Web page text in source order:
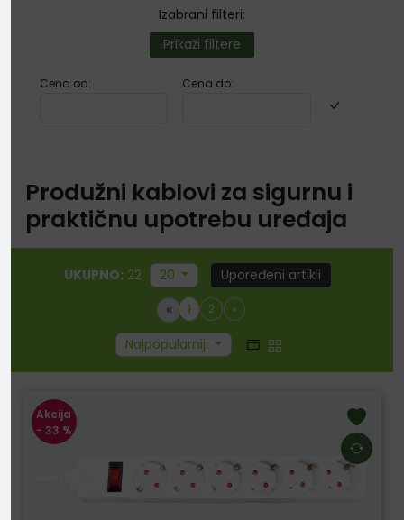
Izabrani filteri:
Prikaži filtere
Cena od: Cena do:
Produžni kablovi za sigurnu i
praktičnu upotrebu uređaja
UKUPNO: 22 20 Upoređeni artikli
« 1 2 »
Najpopularniji
Akcija
- 33 %